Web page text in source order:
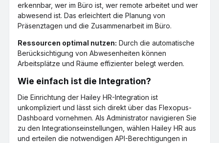
erkennbar, wer im Büro ist, wer remote arbeitet und wer
abwesend ist. Das erleichtert die Planung von
Präsenztagen und die Zusammenarbeit im Büro.
Ressourcen optimal nutzen: Durch die automatische
Berücksichtigung von Abwesenheiten können
Arbeitsplätze und Räume effizienter belegt werden.
Wie einfach ist die Integration?
Die Einrichtung der Hailey HR-Integration ist
unkompliziert und lässt sich direkt über das Flexopus-
Dashboard vornehmen. Als Administrator navigieren Sie
zu den Integrationseinstellungen, wählen Hailey HR aus
und erteilen die notwendigen API-Berechtigungen in